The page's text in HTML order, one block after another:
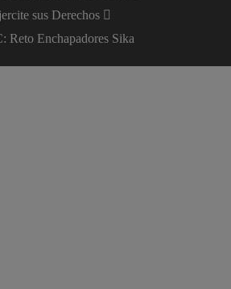
sus Derechos
Reto Enchapadores Sika